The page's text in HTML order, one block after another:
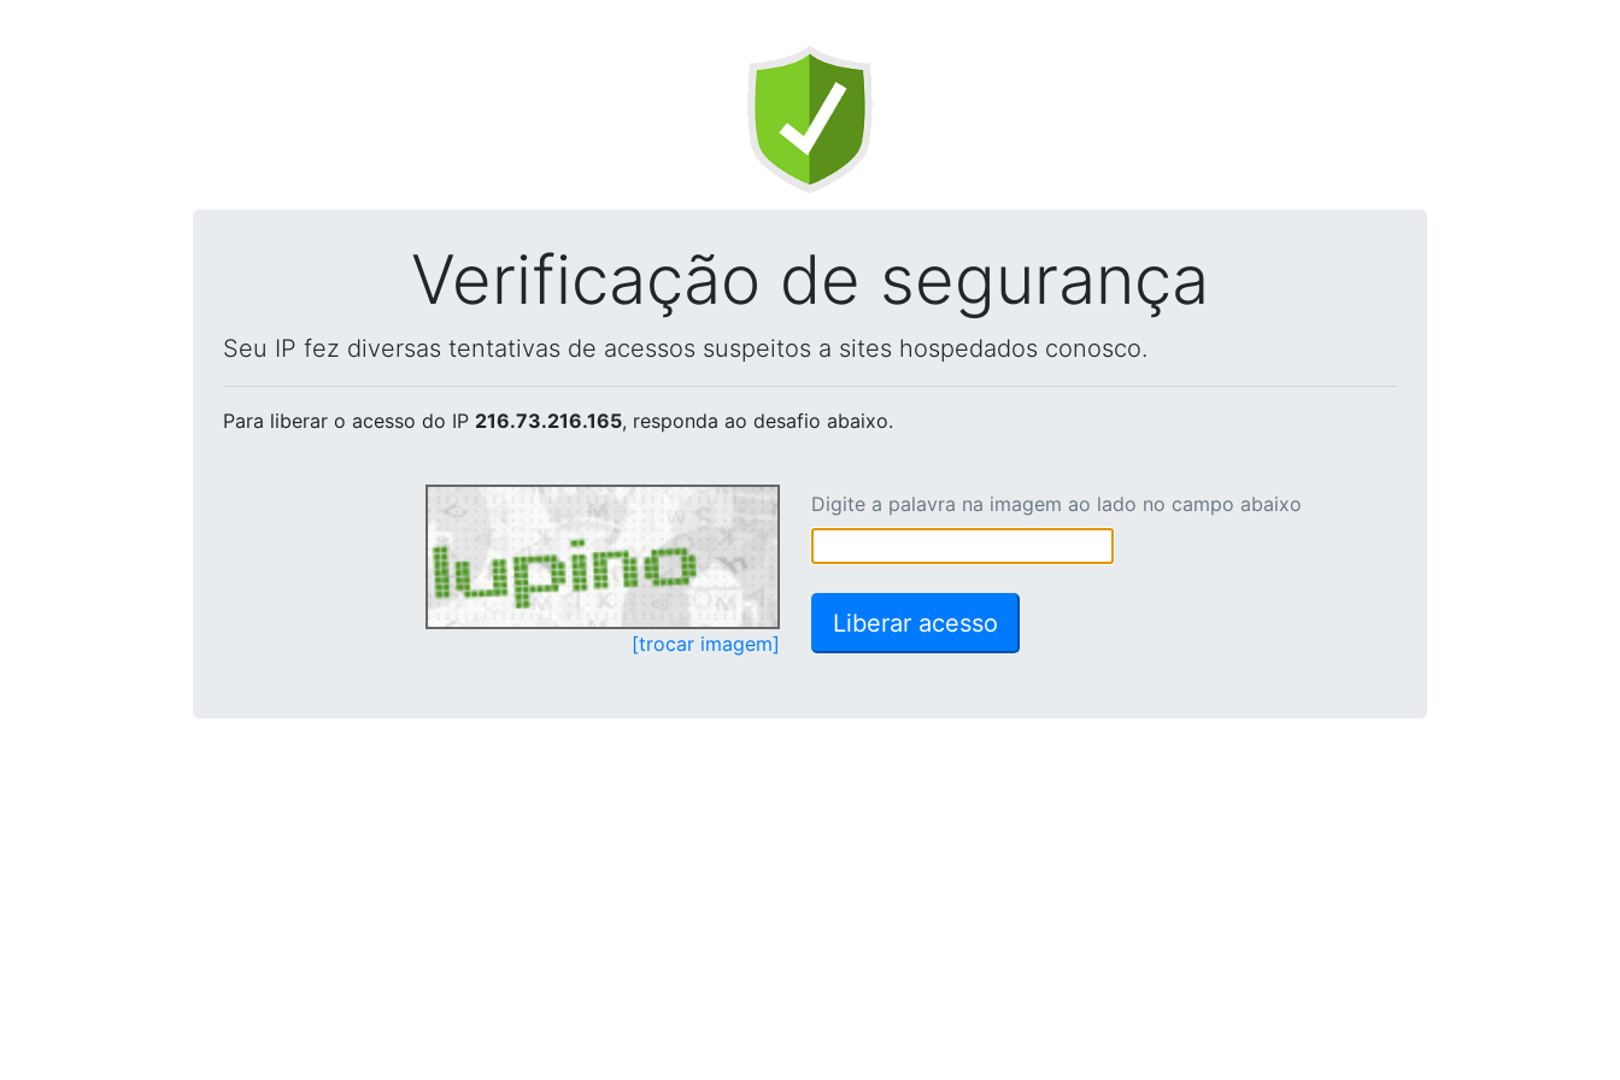
Verificação de segurança
Seu IP fez diversas tentativas de acessos suspeitos a sites hospedados conosco.
Para liberar o acesso do IP 216.73.216.165, responda ao desafio abaixo.
[trocar imagem]
Digite a palavra na imagem ao lado no campo abaixo